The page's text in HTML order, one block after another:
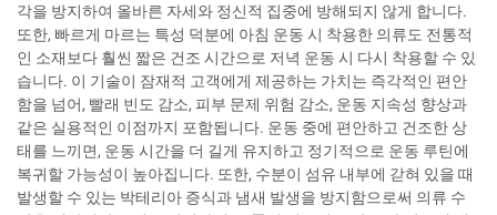
각을 방지하여 올바른 자세와 정신적 집중에 방해되지 않게 합니다.
또한, 빠르게 마르는 특성 덕분에 아침 운동 시 착용한 의류도 전통적
인 소재보다 훨씬 짧은 건조 시간으로 저녁 운동 시 다시 착용할 수 있
습니다. 이 기술이 잠재적 고객에게 제공하는 가치는 즉각적인 편안
함을 넘어, 빨래 빈도 감소, 피부 문제 위험 감소, 운동 지속성 향상과
같은 실용적인 이점까지 포함됩니다. 운동 중에 편안하고 건조한 상
태를 느끼면, 운동 시간을 더 길게 유지하고 정기적으로 운동 루틴에
복귀할 가능성이 높아집니다. 또한, 수분이 섬유 내부에 갇혀 있을 때
발생할 수 있는 박테리아 증식과 냄새 발생을 방지함으로써 의류 수